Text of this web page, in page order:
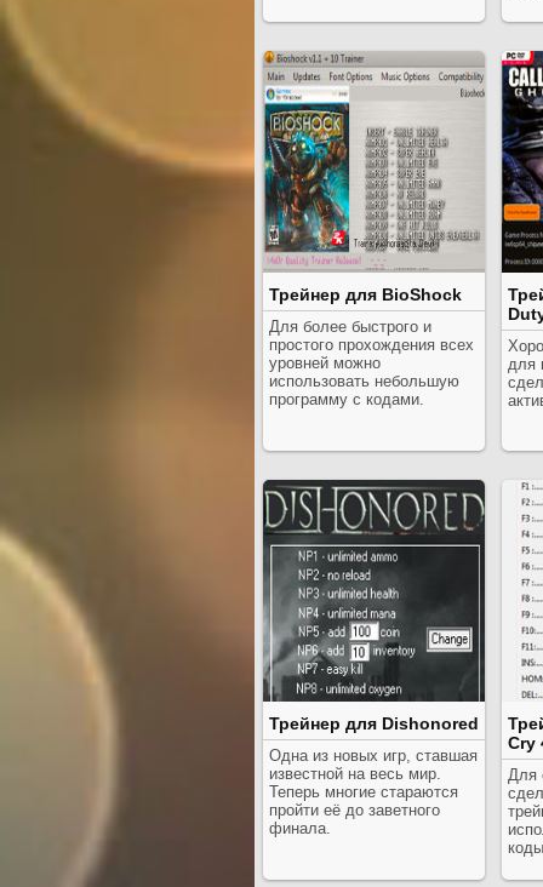
Трейнер для BioShock
Для более быстрого и
простого прохождения всех
уровней можно
использовать небольшую
программу с кодами.
для
Трейнер для Dishonored
Одна из новых игр, ставшая
известной на весь мир.
Теперь многие стараются
пройти её до заветного
финала.
Cry
Для